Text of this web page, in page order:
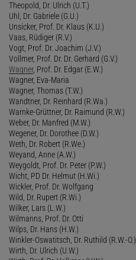
Theopold, Dr. Ulrich (U.T.)
Uhl, Dr. Gabriele (G.U.)
Unsicker, Prof. Dr. Klaus (K.U.)
Vaas, Rüdiger (R.V.)
Vogt, Prof. Dr. Joachim (J.V.)
Vollmer, Prof. Dr. Dr. Gerhard (G.V.)
Wagner, Prof. Dr. Edgar (E.W.)
Wagner, Eva-Maria
Wagner, Thomas (T.W.)
Wandtner, Dr. Reinhard (R.Wa.)
Warnke-Grüttner, Dr. Raimund (R.W.)
Weber, Dr. Manfred (M.W.)
Wegener, Dr. Dorothee (D.W.)
Weth, Dr. Robert (R.We.)
Weyand, Anne (A.W.)
Weygoldt, Prof. Dr. Peter (P.W.)
Wicht, PD Dr. Helmut (H.Wi.)
Wickler, Prof. Dr. Wolfgang
Wild, Dr. Rupert (R.Wi.)
Wilker, Lars (L.W.)
Wilmanns, Prof. Dr. Otti
Wilps, Dr. Hans (H.W.)
Winkler-Oswatitsch, Dr. Ruthild (R.W.-O.)
Wirth, Dr. Ulrich (U.W.)